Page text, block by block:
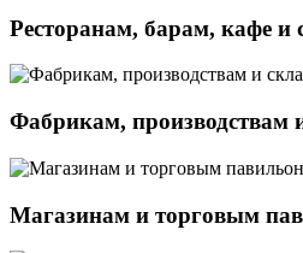
Ресторанам, барам, кафе и
Фабрикам, производствам
Магазинам и торговым